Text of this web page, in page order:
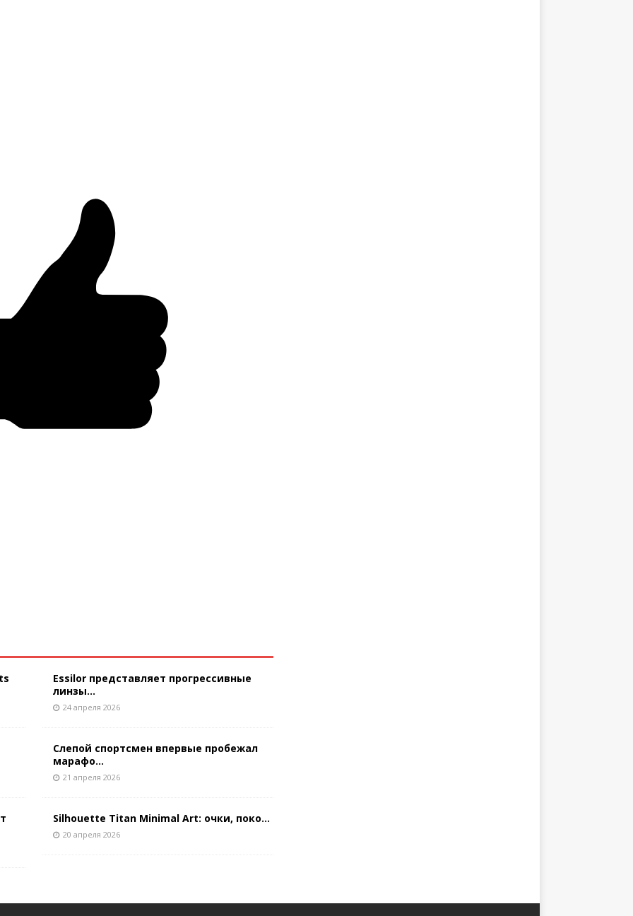
Essilor представляет прогрессивные
линзы...
24 апреля 2026
Слепой спортсмен впервые пробежал
марафо...
21 апреля 2026
Silhouette Titan Minimal Art: очки, поко...
20 апреля 2026